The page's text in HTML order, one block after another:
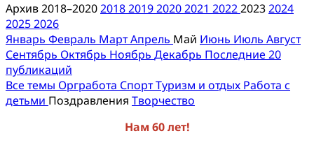
Архив 2018–20202018201920202021 202220232024
20252026
Январь Февраль МартАпрель Май Июнь Июль Август
Сентябрь Октябрь Ноябрь Декабрь Последние 20
публикаций
Все темы Оргработа СпортТуризм и отдых Работа с
детьми Поздравления Творчество
Нам 60 лет!